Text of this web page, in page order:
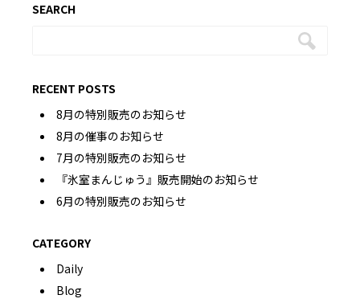
SEARCH
RECENT POSTS
8月の特別販売のお知らせ
8月の催事のお知らせ
7月の特別販売のお知らせ
『氷室まんじゅう』販売開始のお知らせ
6月の特別販売のお知らせ
CATEGORY
Daily
Blog